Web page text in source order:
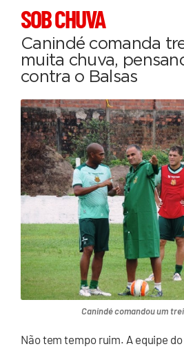
SOB CHUVA
Canindé comanda
muita chuva,
contra o Balsas
Canindé comandou um
Não tem tempo ruim. A equipe